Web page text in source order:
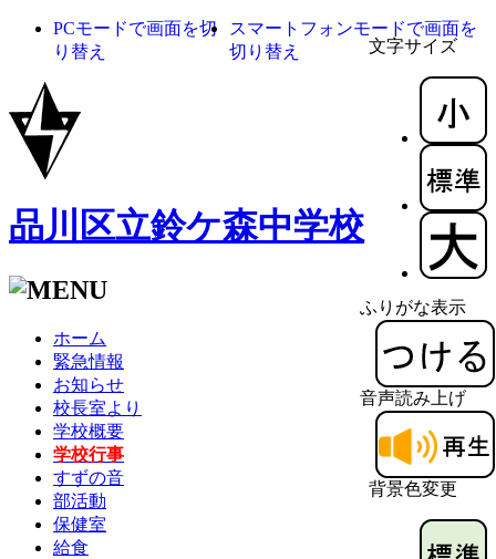
文字サイズ
ふりがな表示
音声読み上げ
背景色変更
PCモードで画面を切
り替え
スマートフォンモードで画面を
切り替え
品川区立鈴ケ森中学校
ホーム
緊急情報
お知らせ
校長室より
学校概要
学校行事
すずの音
部活動
保健室
給食